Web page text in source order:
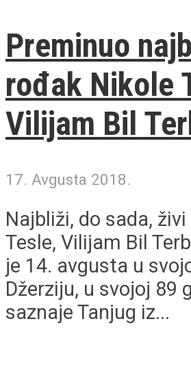
Preminuo
rođak Nikole
Vilijam Bil
17. Avgusta 2018.
Najbliži, do sada,
Tesle, Vilijam Bil
je 14. avgusta u
Džerziju, u svojoj 89
saznaje Tanjug iz...